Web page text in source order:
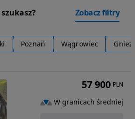
Zobacz filtry
Poznań Wągrowiec
57 900 PLN
W granicach średniej